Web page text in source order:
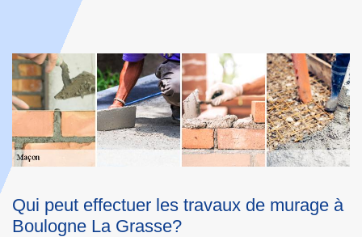
à Les fournisseurs de notre entreprise de
maçonnerie Dole Rénovation